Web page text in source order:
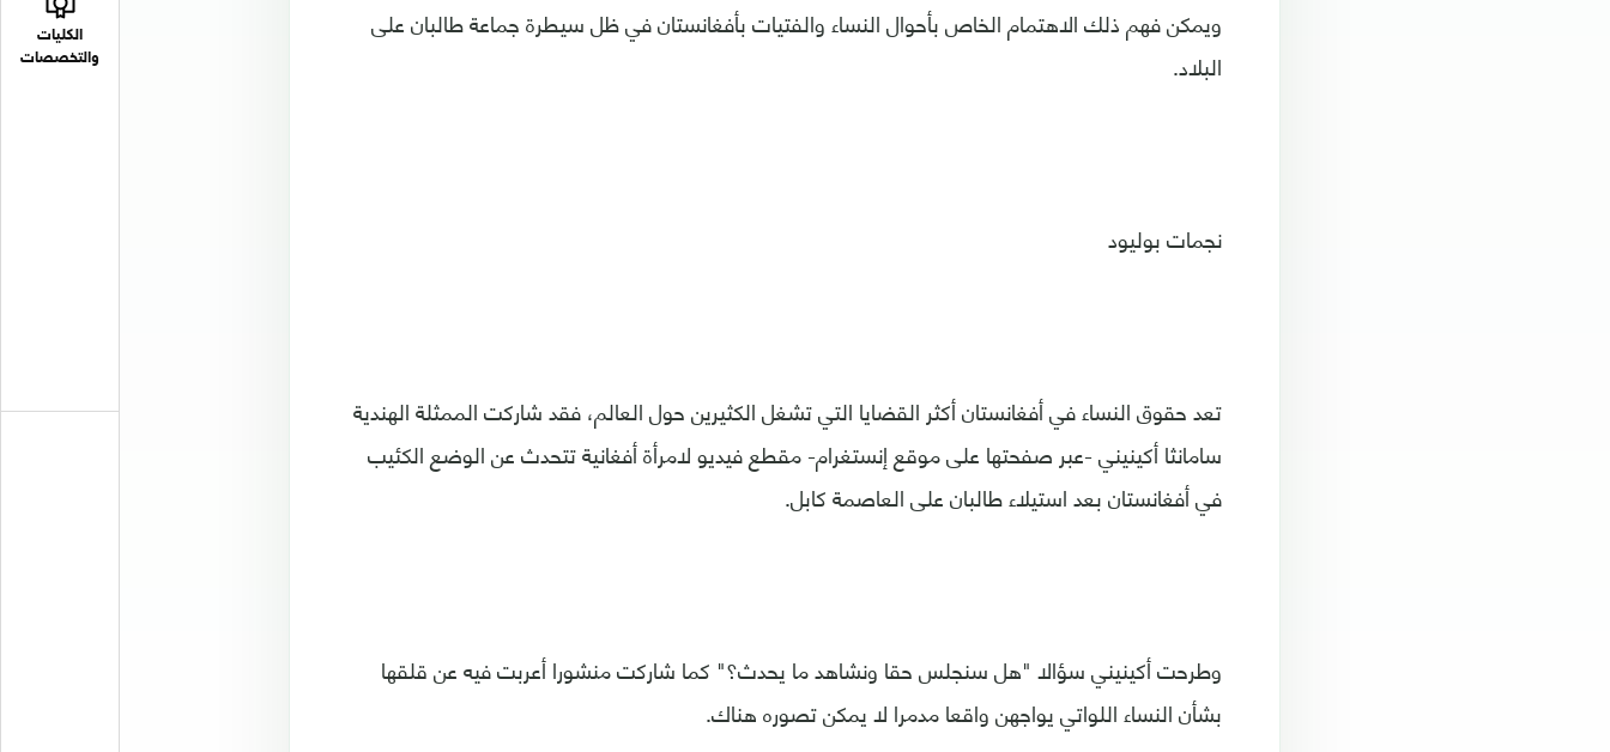
الكليات
والتخصصات
ويمكن فهم ذلك الاهتمام الخاص بأحوال النساء والفتيات بأفغانستان في ظل سيطرة جماعة طالبان على
البلاد.
نجمات بوليود
تعد حقوق النساء في أفغانستان أكثر القضايا التي تشغل الكثيرين حول العالم، فقد شاركت الممثلة الهندية
سامانثا أكينيني -عبر صفحتها على موقع إنستغرام- مقطع فيديو لامرأة أفغانية تتحدث عن الوضع الكئيب
في أفغانستان بعد استيلاء طالبان على العاصمة كابل.
وطرحت أكينيني سؤالا "هل سنجلس حقا ونشاهد ما يحدث؟" كما شاركت منشورا أعربت فيه عن قلقها
بشأن النساء اللواتي يواجهن واقعا مدمرا لا يمكن تصوره هناك.